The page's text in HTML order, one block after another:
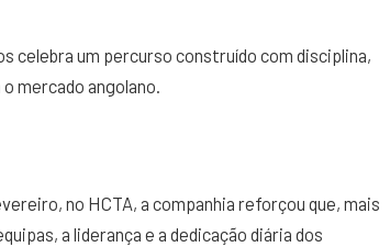
celebra um percurso construído com disciplina,
mercado angolano.
no HCTA, a companhia reforçou que, mais
a liderança e a dedicação diária dos